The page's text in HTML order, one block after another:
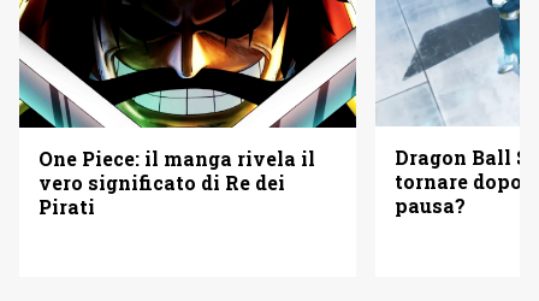
One Piece: il manga rivela il
vero significato di Re dei
Pirati
Dragon Ball
tornare dopo
pausa?